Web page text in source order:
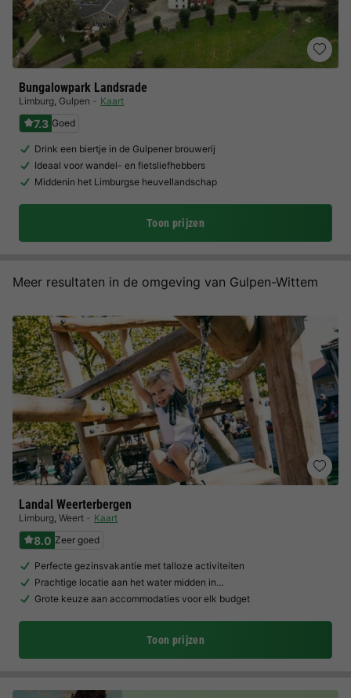
Bungalowpark Landsrade
Limburg, Gulpen Kaart
7.3 Goed
Drink een biertje in de Gulpener brouwerij
Ideaal voor wandel- en fietsliefhebbers
Middenin het Limburgse heuvellandschap
Toon prijzen
Meer resultaten in de omgeving van Gulpen-Wittem
Landal Weerterbergen
Limburg, Weert Kaart
8.0 Zeer goed
Perfecte gezinsvakantie met talloze activiteiten
Prachtige locatie aan het water midden in…
Grote keuze aan accommodaties voor elk budget
Toon prijzen